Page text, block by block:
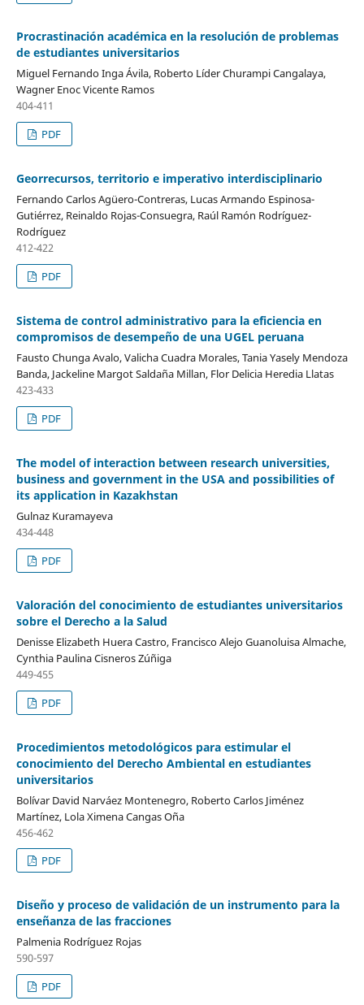
Procrastinación académica en la resolución de problemas
de estudiantes universitarios
Miguel Fernando Inga Ávila, Roberto Líder Churampi Cangalaya,
Wagner Enoc Vicente Ramos
404-411
PDF
Georrecursos, territorio e imperativo interdisciplinario
Fernando Carlos Agüero-Contreras, Lucas Armando Espinosa-
Gutiérrez, Reinaldo Rojas-Consuegra, Raúl Ramón Rodríguez-
Rodríguez
412-422
PDF
Sistema de control administrativo para la eficiencia en
compromisos de desempeño de una UGEL peruana
Fausto Chunga Avalo, Valicha Cuadra Morales, Tania Yasely Mendoza
Banda, Jackeline Margot Saldaña Millan, Flor Delicia Heredia Llatas
423-433
PDF
The model of interaction between research universities,
business and government in the USA and possibilities of
its application in Kazakhstan
Gulnaz Kuramayeva
434-448
PDF
Valoración del conocimiento de estudiantes universitarios
sobre el Derecho a la Salud
Denisse Elizabeth Huera Castro, Francisco Alejo Guanoluisa Almache,
Cynthia Paulina Cisneros Zúñiga
449-455
PDF
Procedimientos metodológicos para estimular el
conocimiento del Derecho Ambiental en estudiantes
universitarios
Bolívar David Narváez Montenegro, Roberto Carlos Jiménez
Martínez, Lola Ximena Cangas Oña
456-462
PDF
Diseño y proceso de validación de un instrumento para la
enseñanza de las fracciones
Palmenia Rodríguez Rojas
590-597
PDF